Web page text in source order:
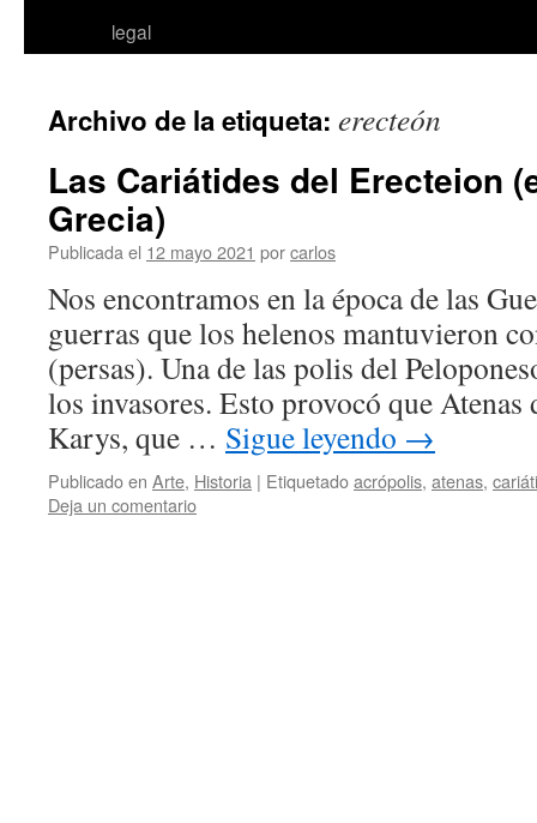
legal
Archivo de la etiqueta: erecteón
Las Cariátides del Erecteion
Grecia)
Publicada el 12 mayo 2021 porcarlos
Nos encontramos en la época de las
guerras que los helenos mantuvieron
(persas). Una de las polis del
los invasores. Esto provocó que Atenas
Karys, que … Sigue leyendo →
Publicado en Arte, Historia | Etiquetadoacrópolis, atenas,
Deja un comentario